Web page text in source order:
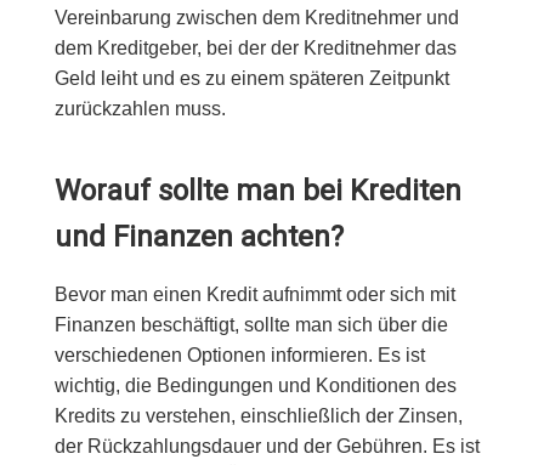
Vereinbarung zwischen dem Kreditnehmer und
dem Kreditgeber, bei der der Kreditnehmer das
Geld leiht und es zu einem späteren Zeitpunkt
zurückzahlen muss.
Worauf sollte man bei Krediten
und Finanzen achten?
Bevor man einen Kredit aufnimmt oder sich mit
Finanzen beschäftigt, sollte man sich über die
verschiedenen Optionen informieren. Es ist
wichtig, die Bedingungen und Konditionen des
Kredits zu verstehen, einschließlich der Zinsen,
der Rückzahlungsdauer und der Gebühren. Es ist